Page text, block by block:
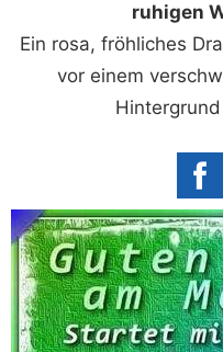
ruhigen
Ein rosa, fröhliches
vor einem